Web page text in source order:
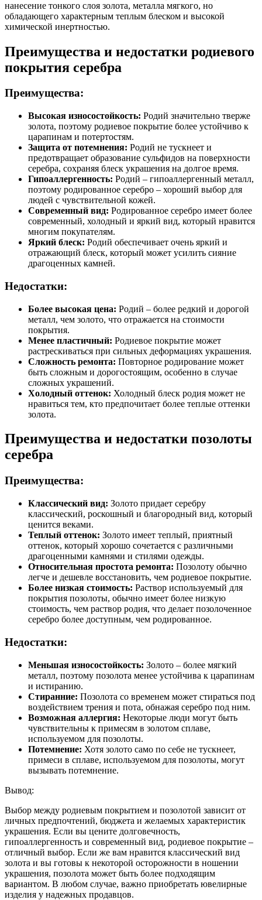
нанесение тонкого слоя золота, металла мягкого, но
обладающего характерным теплым блеском и высокой
химической инертностью.
Преимущества и недостатки родиевого
покрытия серебра
Преимущества:
Высокая износостойкость: Родий значительно тверже
золота, поэтому родиевое покрытие более устойчиво к
царапинам и потертостям.
Защита от потемнения: Родий не тускнеет и
предотвращает образование сульфидов на поверхности
серебра, сохраняя блеск украшения на долгое время.
Гипоаллергенность: Родий – гипоаллергенный металл,
поэтому родированное серебро – хороший выбор для
людей с чувствительной кожей.
Современный вид: Родированное серебро имеет более
современный, холодный и яркий вид, который нравится
многим покупателям.
Яркий блеск: Родий обеспечивает очень яркий и
отражающий блеск, который может усилить сияние
драгоценных камней.
Недостатки:
Более высокая цена: Родий – более редкий и дорогой
металл, чем золото, что отражается на стоимости
покрытия.
Менее пластичный: Родиевое покрытие может
растрескиваться при сильных деформациях украшения.
Сложность ремонта: Повторное родирование может
быть сложным и дорогостоящим, особенно в случае
сложных украшений.
Холодный оттенок: Холодный блеск родия может не
нравиться тем, кто предпочитает более теплые оттенки
золота.
Преимущества и недостатки позолоты
серебра
Преимущества:
Классический вид: Золото придает серебру
классический, роскошный и благородный вид, который
ценится веками.
Теплый оттенок: Золото имеет теплый, приятный
оттенок, который хорошо сочетается с различными
драгоценными камнями и стилями одежды.
Относительная простота ремонта: Позолоту обычно
легче и дешевле восстановить, чем родиевое покрытие.
Более низкая стоимость: Раствор используемый для
покрытия позолоты, обычно имеет более низкую
стоимость, чем раствор родия, что делает позолоченное
серебро более доступным, чем родированное.
Недостатки:
Меньшая износостойкость: Золото – более мягкий
металл, поэтому позолота менее устойчива к царапинам
и истиранию.
Стиранние: Позолота со временем может стираться под
воздействием трения и пота, обнажая серебро под ним.
Возможная аллергия: Некоторые люди могут быть
чувствительны к примесям в золотом сплаве,
используемом для позолоты.
Потемнение: Хотя золото само по себе не тускнеет,
примеси в сплаве, используемом для позолоты, могут
вызывать потемнение.
Вывод:
Выбор между родиевым покрытием и позолотой зависит от
личных предпочтений, бюджета и желаемых характеристик
украшения. Если вы цените долговечность,
гипоаллергенность и современный вид, родиевое покрытие –
отличный выбор. Если же вам нравится классический вид
золота и вы готовы к некоторой осторожности в ношении
украшения, позолота может быть более подходящим
вариантом. В любом случае, важно приобретать ювелирные
изделия у надежных продавцов.